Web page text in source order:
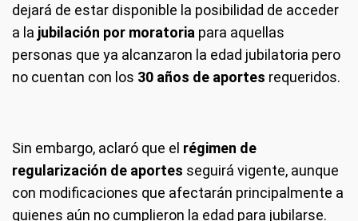
dejará de estar disponible la posibilidad de acceder
a la jubilación por moratoria para aquellas
personas que ya alcanzaron la edad jubilatoria pero
no cuentan con los 30 años de aportes requeridos.
Sin embargo, aclaró que el régimen de
regularización de aportes seguirá vigente, aunque
con modificaciones que afectarán principalmente a
quienes aún no cumplieron la edad para jubilarse.